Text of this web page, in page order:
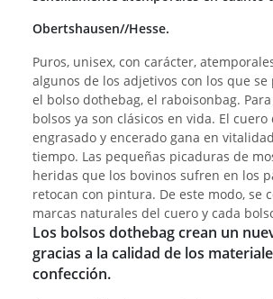
Obertshausen//Hesse.
Puros, unisex, con carácter,
algunos de los adjetivos con los que
el bolso dothebag, el raboisonbag.
bolsos ya son clásicos en vida. El cuero
engrasado y encerado gana en
tiempo. Las pequeñas picaduras de
heridas que los bovinos sufren en los
retocan con pintura. De este modo, se
marcas naturales del cuero y cada
Los bolsos dothebag crean un
gracias a la calidad de los
confección.